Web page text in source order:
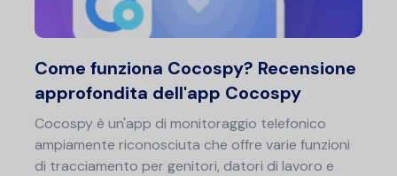
Come funziona Cocospy? Recensione
approfondita dell'app Cocospy
Cocospy è un'app di monitoraggio telefonico
ampiamente riconosciuta che offre varie funzioni
di tracciamento per genitori, datori di lavoro e